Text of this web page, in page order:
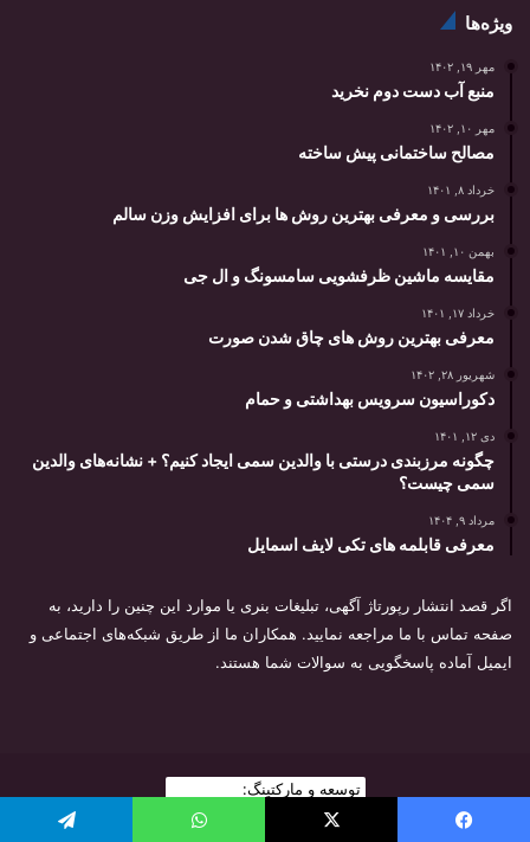
ویژه‌ها
مهر ۱۹, ۱۴۰۲
منبع آب دست دوم نخرید
مهر ۱۰, ۱۴۰۲
مصالح ساختمانی پیش ساخته
خرداد ۸, ۱۴۰۱
بررسی و معرفی بهترین روش ها برای افزایش وزن سالم
بهمن ۱۰, ۱۴۰۱
مقایسه ماشین ظرفشویی سامسونگ و ال جی
خرداد ۱۷, ۱۴۰۱
معرفی بهترین روش های چاق شدن صورت
شهریور ۲۸, ۱۴۰۲
دکوراسیون سرویس بهداشتی و حمام
دی ۱۲, ۱۴۰۱
چگونه مرزبندی درستی با والدین سمی ایجاد کنیم؟ + نشانه‌های والدین
سمی چیست؟
مرداد ۹, ۱۴۰۴
معرفی قابلمه های تکی لایف اسمایل
اگر قصد انتشار رپورتاژ آگهی، تبلیغات بنری یا موارد این چنین را دارید، به
صفحه تماس با ما مراجعه نمایید. همکاران ما از طریق شبکه‌های اجتماعی و
ایمیل آماده پاسخگویی به سوالات شما هستند.
توسعه و مارکتینگ: